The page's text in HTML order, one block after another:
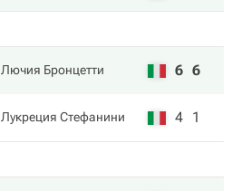
Лючия Бронцетти 6 6
Лукреция Стефанини 4 1